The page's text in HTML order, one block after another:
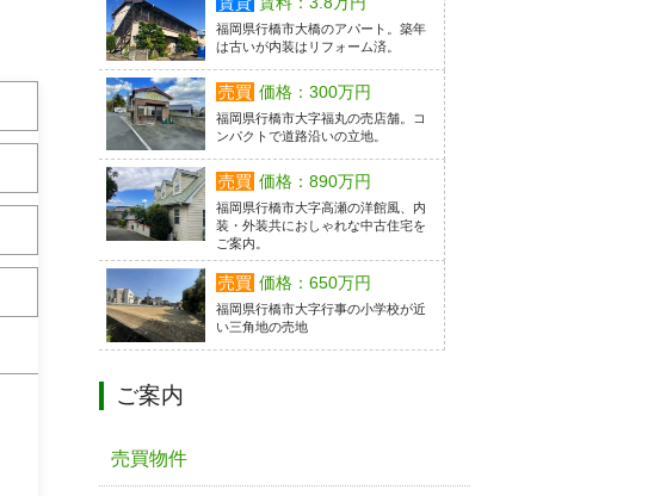
福岡県行橋市大橋のアパート。築年
は古いが内装はリフォーム済。
売買 価格：300万円
福岡県行橋市大字福丸の売店舗。コ
ンパクトで道路沿いの立地。
売買 価格：890万円
福岡県行橋市大字高瀬の洋館風、内
装・外装共におしゃれな中古住宅を
ご案内。
売買 価格：650万円
福岡県行橋市大字行事の小学校が近
い三角地の売地
ご案内
売買物件